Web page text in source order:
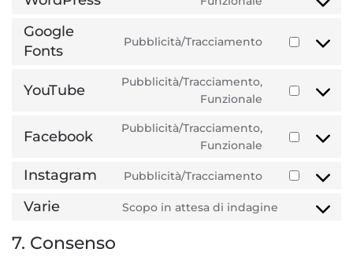
recaptcha
Consent
service
Google
Fonts
Pubblicità/Tracciamento
Consent
service
YouTube
Pubblicità/Tracciamento,
Funzionale
Consent
service
Facebook
Pubblicità/Tracciamento,
Funzionale
Consent
service
Instagram Pubblicità/Tracciamento
Consent
Varie Scopo in attesa di indagine
Consent
7. Consenso